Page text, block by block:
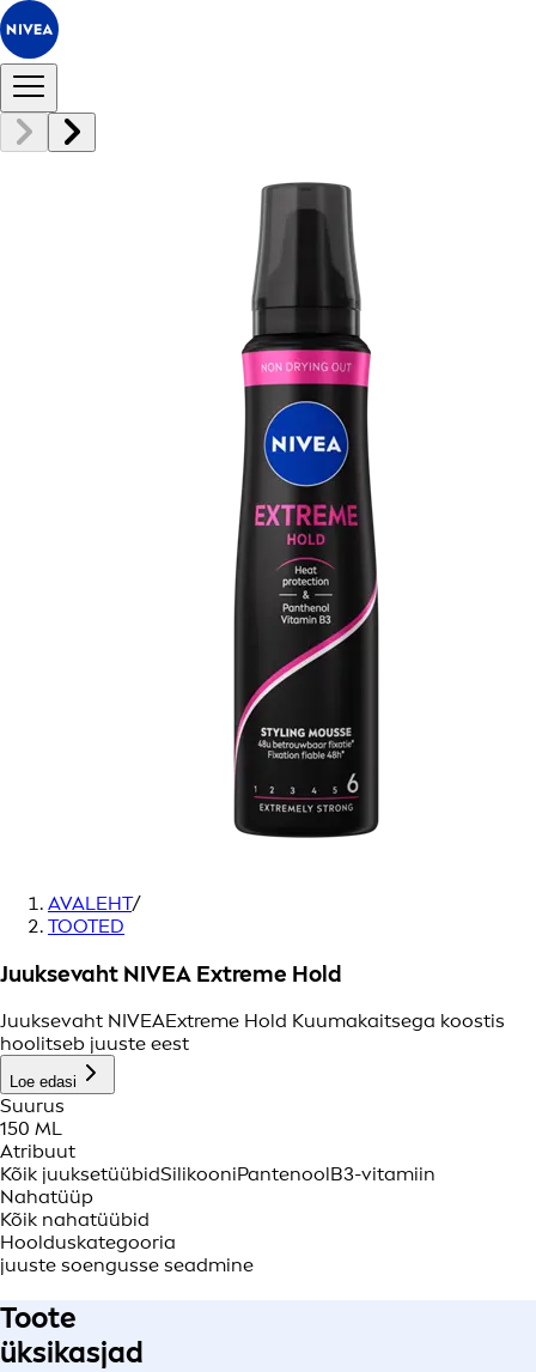
AVALEHT/
TOOTED
Juuksevaht NIVEA Extreme Hold
Juuksevaht NIVEAExtreme Hold Kuumakaitsega koostis
hoolitseb juuste eest
Loe edasi
Suurus
150 ML
Atribuut
Kõik juuksetüübidSilikooniPantenoolB3-vitamiin
Nahatüüp
Kõik nahatüübid
Hoolduskategooria
juuste soengusse seadmine
Toote
üksikasjad